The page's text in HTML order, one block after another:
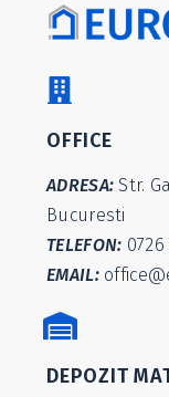
OFFICE
ADRESA: Str.
Bucuresti
TELEFON: 0726
EMAIL:
DEPOZIT